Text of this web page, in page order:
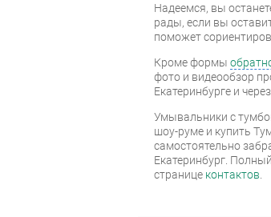
Надеемся, вы
рады, если вы
поможет
Кроме формы
фото и видеообзор
Екатеринбурге и
Умывальники с
шоу-руме и купить
самостоятельно
Екатеринбург.
странице контактов